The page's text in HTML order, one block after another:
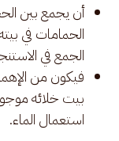
أن يجمع بين
الحمامات في
الجمع في
فيكون من
بيت خلائه
استعمال الماء.